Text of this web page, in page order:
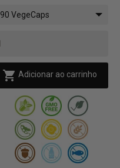
90 VegeCaps
 Adicionar ao carrinho